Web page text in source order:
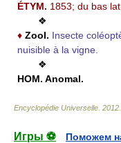
ÉTYM. 1853; du bas lat.
❖
♦ Zool. Insecte
nuisible à la vigne.
❖
HOM. Anomal.
Encyclopédie Universelle 2012
Игры ⚽
Поможем